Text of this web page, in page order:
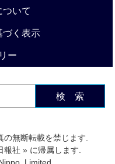
ついて
づく表示
ー
検 索
の無断転載を禁じます.
報社 » に帰属します.